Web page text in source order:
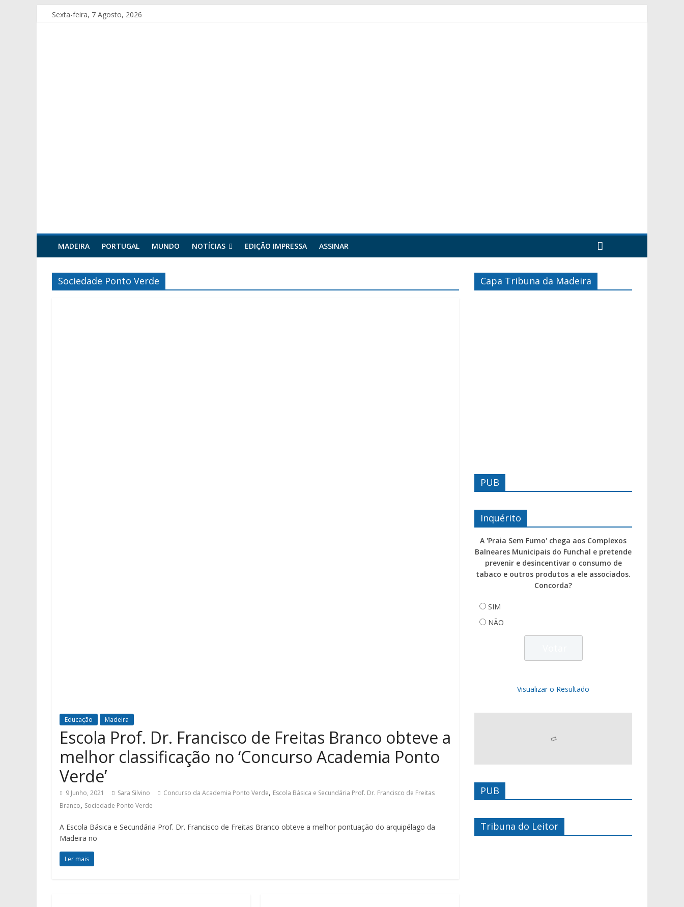
Sexta-feira, 7 Agosto, 2026
MADEIRA PORTUGAL MUNDO NOTÍCIAS EDIÇÃO IMPRESSA ASSINAR
Sociedade Ponto Verde
Educação Madeira
Escola Prof. Dr. Francisco de Freitas Branco obteve a
melhor classificação no ‘Concurso Academia Ponto
Verde’
9 Junho, 2021 Sara Silvino Concurso da Academia Ponto Verde, Escola Básica e Secundária Prof. Dr. Francisco de Freitas
Branco, Sociedade Ponto Verde
A Escola Básica e Secundária Prof. Dr. Francisco de Freitas Branco obteve a melhor pontuação do arquipélago da
Madeira no
Ler mais
Capa Tribuna da Madeira
PUB
Inquérito
A 'Praia Sem Fumo' chega aos Complexos
Balneares Municipais do Funchal e pretende
prevenir e desincentivar o consumo de
tabaco e outros produtos a ele associados.
Concorda?
SIM
NÃO
Visualizar o Resultado
PUB
Tribuna do Leitor